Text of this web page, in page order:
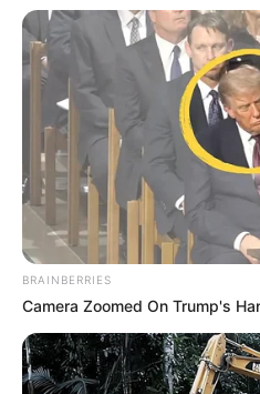
BRAINBERRIES
Camera Zoomed On Trump's